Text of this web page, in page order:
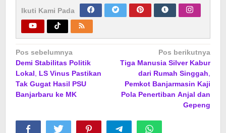
Ikuti Kami Pada
Navigasi
pos
Pos sebelumnya
Demi Stabilitas Politik
Lokal, LS Vinus Pastikan
Tak Gugat Hasil PSU
Banjarbaru ke MK
Pos berikutnya
Tiga Manusia Silver Kabur
dari Rumah Singgah,
Pemkot Banjarmasin Kaji
Pola Penertiban Anjal dan
Gepeng